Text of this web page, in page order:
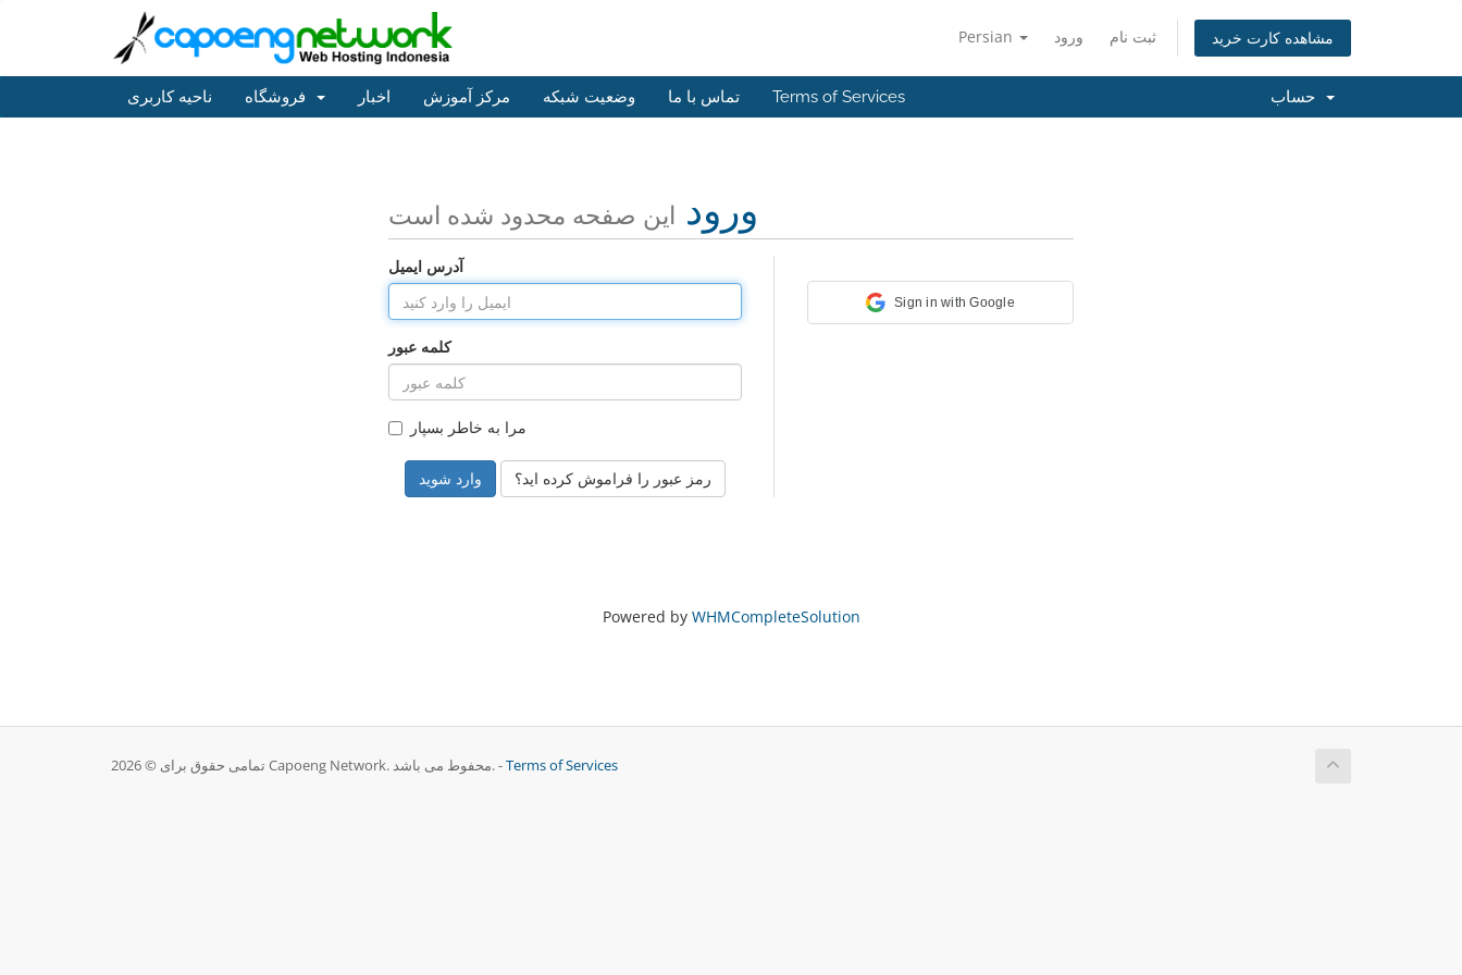
Persian ورود ثبت نام مشاهده کارت خرید
ناحیه کاربری اخبار مرکز آموزش وضعیت شبکه تماس با ما Terms of Services
ورود این صفحه محدود شده است
آدرس ایمیل
کلمه عبور
مرا به خاطر بسپار
رمز عبور را فراموش کرده اید؟
Sign in with Google
Powered by WHMCompleteSolution
تمامی حقوق برای © 2026 Capoeng Network. محفوط می باشد. -Terms of Services